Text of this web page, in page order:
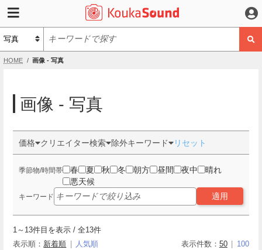
HOME 画像 - 写真
画像 - 写真
価格 クリエイター検索 除外キーワード リセット
季節物/時間帯 春 夏 秋 冬 朝方 昼間 夜中
晴れ
悪天候
キーワード 適用
1 ～ 13件目を表示 / 全13件
表示順： 新着順 人気順 表示件数： 50 100